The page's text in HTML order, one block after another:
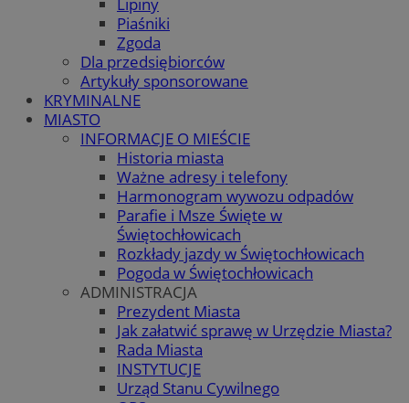
Piaśniki
Zgoda
Dla przedsiębiorców
Artykuły sponsorowane
KRYMINALNE
MIASTO
INFORMACJE O MIEŚCIE
Historia miasta
Ważne adresy i telefony
Harmonogram wywozu odpadów
Parafie i Msze Święte w
Świętochłowicach
Rozkłady jazdy w Świętochłowicach
Pogoda w Świętochłowicach
ADMINISTRACJA
Prezydent Miasta
Jak załatwić sprawę w Urzędzie Miasta?
Rada Miasta
INSTYTUCJE
Urząd Stanu Cywilnego